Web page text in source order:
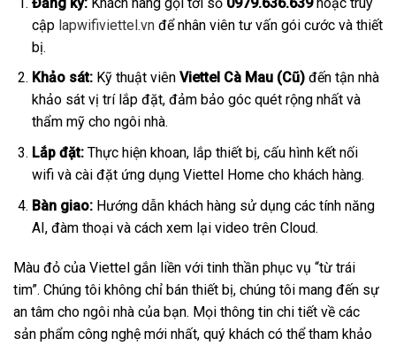
cập lapwifiviettel.vnđể nhân viên tư vấn gói cước và thiết
bị.
Khảo sát:Kỹ thuật viên Viettel Cà Mau (Cũ)đến tận nhà
khảo sát vị trí lắp đặt, đảm bảo góc quét rộng nhất và
thẩm mỹ cho ngôi nhà.
Lắp đặt:Thực hiện khoan, lắp thiết bị, cấu hình kết nối
wifi và cài đặt ứng dụng Viettel Home cho khách hàng.
Bàn giao:Hướng dẫn khách hàng sử dụng các tính năng
AI, đàm thoại và cách xem lại video trên Cloud.
Màu đỏ của Viettel gắn liền với tinh thần phục vụ “từ trái
tim”. Chúng tôi không chỉ bán thiết bị, chúng tôi mang đến sự
an tâm cho ngôi nhà của bạn. Mọi thông tin chi tiết về các
sản phẩm công nghệ mới nhất, quý khách có thể tham khảo